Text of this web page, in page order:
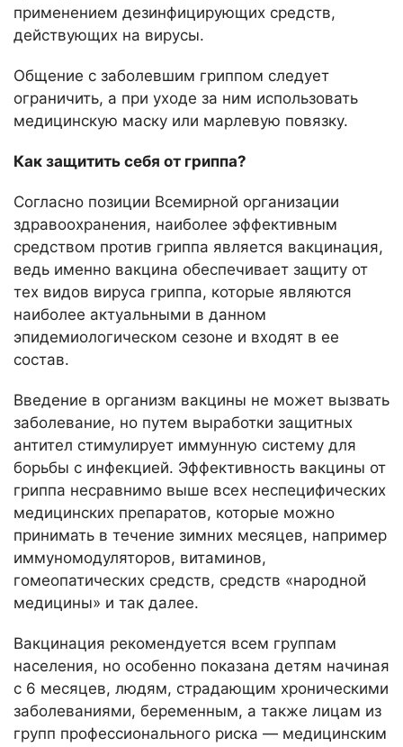
применением дезинфицирующих средств,
действующих на вирусы.
Общение с заболевшим гриппом следует
ограничить, а при уходе за ним использовать
медицинскую маску или марлевую повязку.
Как защитить себя от гриппа?
Согласно позиции Всемирной организации
здравоохранения, наиболее эффективным
средством против гриппа является вакцинация,
ведь именно вакцина обеспечивает защиту от
тех видов вируса гриппа, которые являются
наиболее актуальными в данном
эпидемиологическом сезоне и входят в ее
состав.
Введение в организм вакцины не может вызвать
заболевание, но путем выработки защитных
антител стимулирует иммунную систему для
борьбы с инфекцией. Эффективность вакцины от
гриппа несравнимо выше всех неспецифических
медицинских препаратов, которые можно
принимать в течение зимних месяцев, например
иммуномодуляторов, витаминов,
гомеопатических средств, средств «народной
медицины» и так далее.
Вакцинация рекомендуется всем группам
населения, но особенно показана детям начиная
с 6 месяцев, людям, страдающим хроническими
заболеваниями, беременным, а также лицам из
групп профессионального риска — медицинским